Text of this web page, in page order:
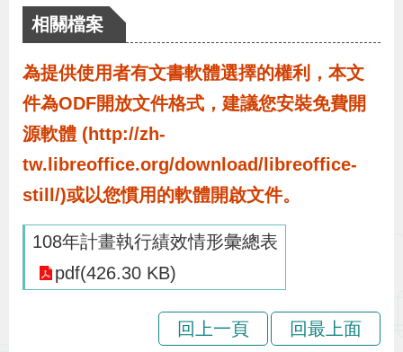
民
服
務
業
務
專
相關檔案
為提供使用者有文書軟體選擇的權利，本文
件為ODF開放文件格式，建議您安裝免費開
源軟體 (http://zh-
tw.libreoffice.org/download/libreoffice-
still/)或以您慣用的軟體開啟文件。
108年計畫執行績效情形彙總表
pdf(426.30 KB)
回上一頁 回最上面